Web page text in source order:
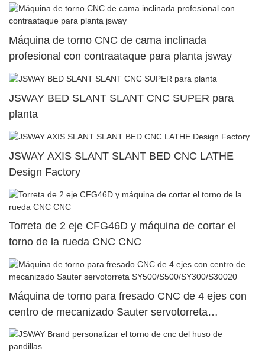
Máquina de torno CNC de cama inclinada
profesional con contraataque para planta jsway
JSWAY BED SLANT SLANT CNC SUPER para
planta
JSWAY AXIS SLANT SLANT BED CNC LATHE
Design Factory
Torreta de 2 eje CFG46D y máquina de cortar el
torno de la rueda CNC CNC
Máquina de torno para fresado CNC de 4 ejes con
centro de mecanizado Sauter servotorreta
SY500/S500/SY300/S30020